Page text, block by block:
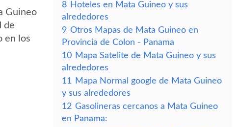
Guineo
de
en los
8 Hoteles en Mata Guineo y sus
alrededores
9 Otros Mapas de Mata Guineo en
Provincia de Colon - Panama
10 Mapa Satelite de Mata Guineo y sus
alrededores
11
Mapa Normal google de Mata Guineo
y sus alrededores
12 Gasolineras cercanos a Mata Guineo
en Panama: